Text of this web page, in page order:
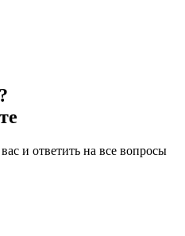
и ответить на все вопросы